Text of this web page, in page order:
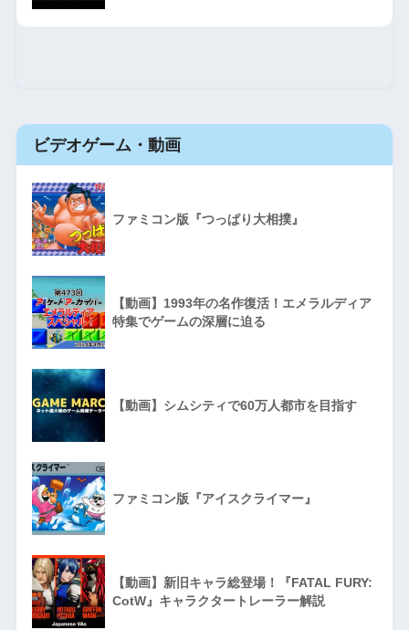
ビデオゲーム・動画
ファミコン版『つっぱり大相撲』
【動画】1993年の名作復活！エメラルディア
特集でゲームの深層に迫る
【動画】シムシティで60万人都市を目指す
ファミコン版『アイスクライマー』
【動画】新旧キャラ総登場！『FATAL FURY:
CotW』キャラクタートレーラー解説